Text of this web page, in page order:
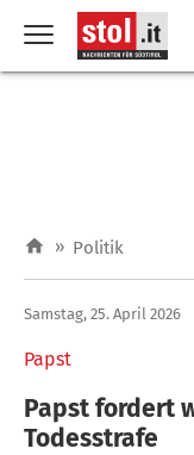
» Politik
Papst
Samstag, 25. April 2026
Papst fordert
Todesstrafe